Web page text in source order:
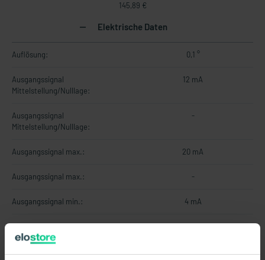
145,89 €
Elektrische Daten
Auflösung: 0,1 °
Ausgangssignal
Mittelstellung/Nulllage:
12 mA
Ausgangssignal
Mittelstellung/Nulllage:
-
Ausgangssignal max.: 20 mA
Ausgangssignal max.: -
Ausgangssignal min.: 4 mA
Ausgangssignal min.: -